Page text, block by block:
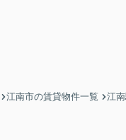
江南市の賃貸物件一覧 江